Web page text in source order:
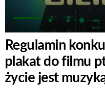
Regulamin
plakat do filmu
życie jest